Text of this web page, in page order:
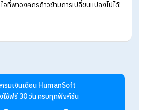
หน้าที่ที่ต้องทำ แต่ต้องเป็นงานที่เชื่อมโยงกับ
Alignment
งเดินไปพร้อมกับผู้นำ ผู้นำต้องเป็นต้นแบบที่
งขององค์กร ไม่ใช่แค่กำหนดแนวทางแล้วทำ